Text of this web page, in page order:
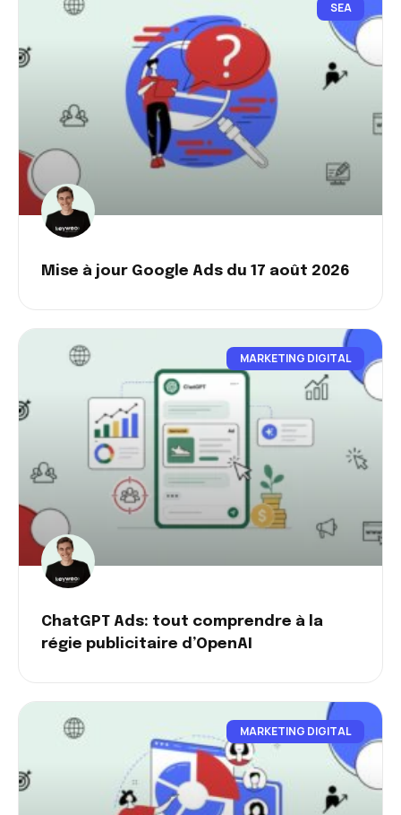
SEA
Mise à jour Google Ads du 17 août 2026
MARKETING DIGITAL
ChatGPT Ads: tout comprendre à la
régie publicitaire d’OpenAI
MARKETING DIGITAL